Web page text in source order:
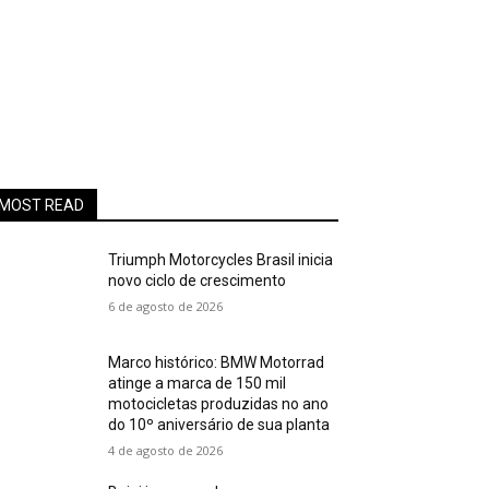
MOST READ
Triumph Motorcycles Brasil inicia
novo ciclo de crescimento
6 de agosto de 2026
Marco histórico: BMW Motorrad
atinge a marca de 150 mil
motocicletas produzidas no ano
do 10º aniversário de sua planta
4 de agosto de 2026